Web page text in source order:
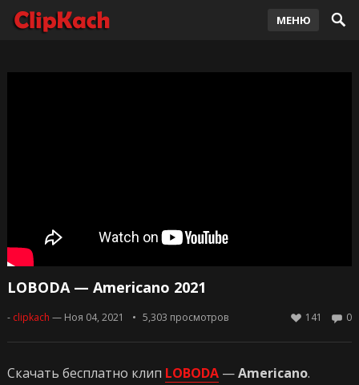
МЕНЮ
LOBODA — Americano 2021
- clipkach — Ноя 04, 2021 5,303 просмотров 0
141
Скачать бесплатно клип LOBODA—Americano.